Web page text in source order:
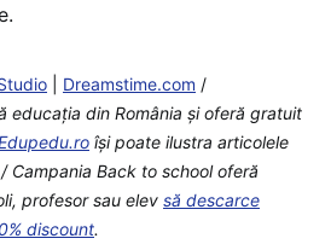
Dreamstime.com /
educaţia din România şi oferă gratuit
îşi poate ilustra articolele
Campania Back to school oferă
profesor sau elev să descarce
discount.